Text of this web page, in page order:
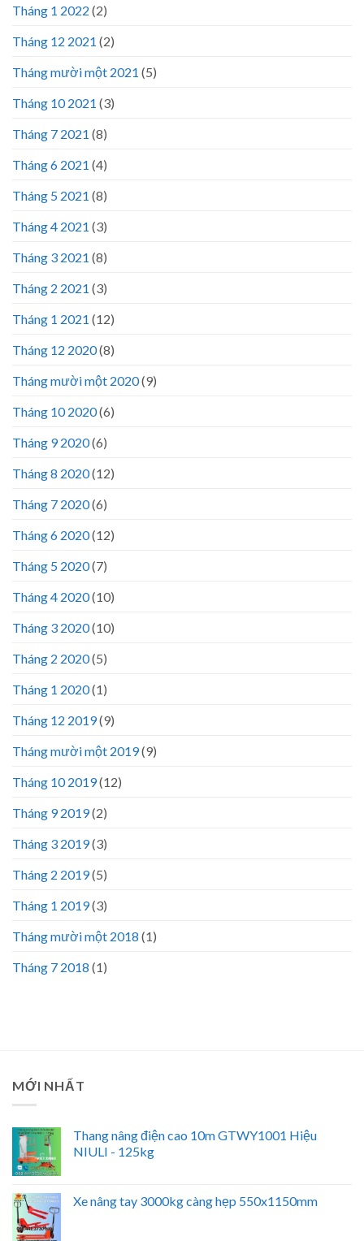
Tháng 1 2022 (2)
Tháng 12 2021 (2)
Tháng mười một 2021 (5)
Tháng 10 2021 (3)
Tháng 7 2021 (8)
Tháng 6 2021 (4)
Tháng 5 2021 (8)
Tháng 4 2021 (3)
Tháng 3 2021 (8)
Tháng 2 2021 (3)
Tháng 1 2021 (12)
Tháng 12 2020(8)
Tháng mười một 2020(9)
Tháng 10 2020(6)
Tháng 9 2020(6)
Tháng 8 2020(12)
Tháng 7 2020(6)
Tháng 6 2020(12)
Tháng 5 2020(7)
Tháng 4 2020(10)
Tháng 3 2020(10)
Tháng 2 2020(5)
Tháng 1 2020(1)
Tháng 12 2019(9)
Tháng mười một 2019(9)
Tháng 10 2019(12)
Tháng 9 2019(2)
Tháng 3 2019(3)
Tháng 2 2019(5)
Tháng 1 2019(3)
Tháng mười một 2018 (1)
Tháng 7 2018 (1)
MỚI NHẤT
Thang nâng điện cao 10m GTWY1001 Hiệu
NIULI - 125kg
Xe nâng tay 3000kg càng hẹp 550x1150mm